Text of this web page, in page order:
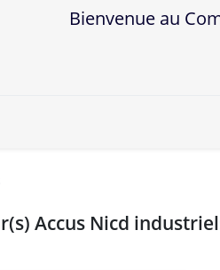
Bienvenue au
Accus Nicd